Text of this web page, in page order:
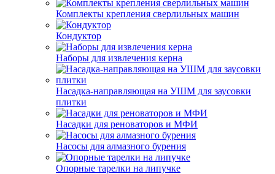
Комплекты крепления сверлильных машин
Кондуктор
Наборы для извлечения керна
Насадка-направляющая на УШМ для заусовки
плитки
Насадки для реноваторов и МФИ
Насосы для алмазного бурения
Опорные тарелки на липучке